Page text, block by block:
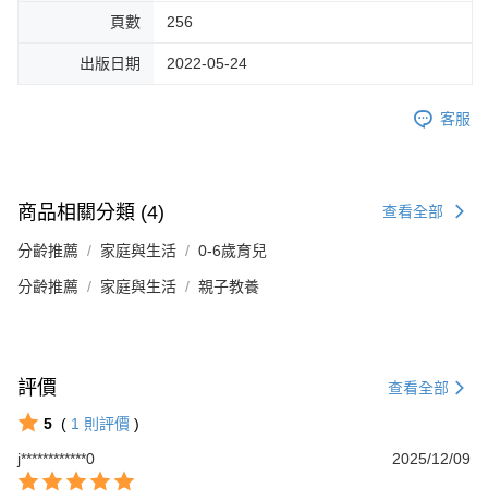
頁數 256
出版日期 2022-05-24
客服
商品相關分類 (4) 查看全部
分齡推薦 家庭與生活 0-6歲育兒
分齡推薦 家庭與生活 親子教養
評價 查看全部
5 ( 1 則評價 )
j************0
2025/12/09